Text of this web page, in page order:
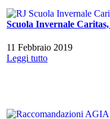
Scuola Invernale
11 Febbraio 2019
Leggi tutto